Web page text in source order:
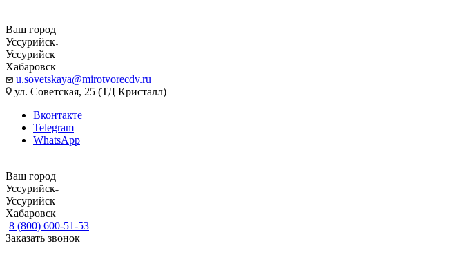
Ваш город
Уссурийск
Уссурийск
Хабаровск
u.sovetskaya@mirotvorecdv.ru
ул. Советская, 25 (ТД Кристалл)
Вконтакте
Telegram
WhatsApp
Ваш город
Уссурийск
Уссурийск
Хабаровск
8 (800) 600-51-53
Заказать звонок